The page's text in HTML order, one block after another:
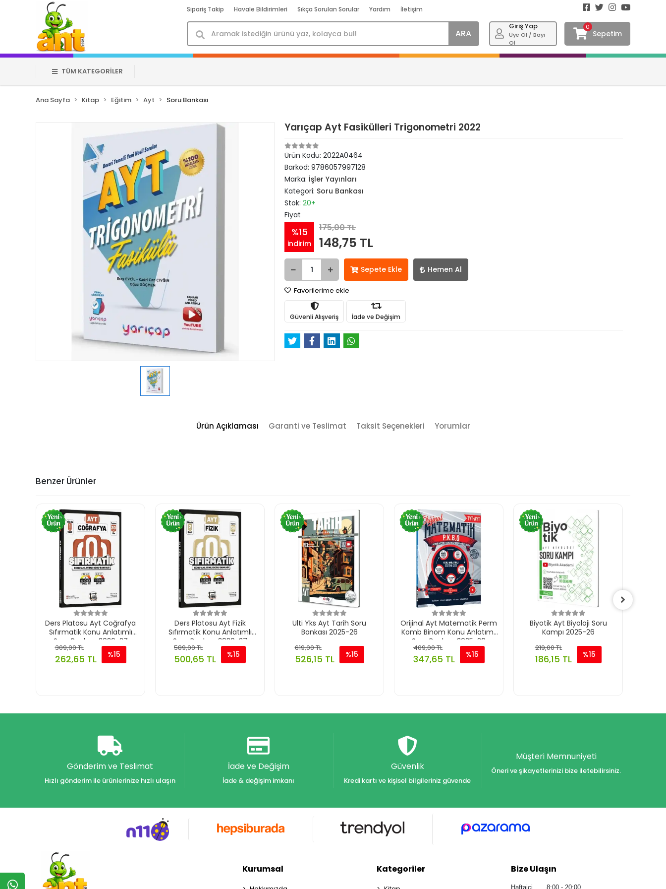
Sipariş Takip Havale Bildirimleri Sıkça Sorulan Sorular Yardım İletişim
ARA
Giriş Yap
Üye Ol / Bayi
Ol
0
Sepetim
TÜM KATEGORİLER
Ana Sayfa Kitap Eğitim Ayt Soru Bankası
Yarıçap Ayt Fasikülleri Trigonometri 2022
Ürün Kodu:2022A0464
Barkod:9786057997128
Marka: İşler Yayınları
Kategori: Soru Bankası
Stok:20+
Fiyat
%15
indirim
175,00 TL
148,75 TL
Sepete Ekle Hemen Al
Favorilerime ekle
Güvenli Alışveriş İade ve Değişim
Ürün Açıklaması Garanti ve Teslimat Taksit Seçenekleri Yorumlar
Benzer Ürünler
Ders Platosu Ayt Coğrafya
Sıfırmatik Konu Anlatımlı
Soru Bankası 2026-27
309,00 TL
262,65 TL %15
Ders Platosu Ayt Fizik
Sıfırmatik Konu Anlatımlı
Soru Bankası 2026-27
589,00 TL
500,65 TL %15
Ulti Yks Ayt Tarih Soru
Bankası 2025-26
619,00 TL
526,15 TL %15
Orijinal Ayt Matematik Perm
Komb Binom Konu Anlatımlı
Soru Bankası 2025-26
409,00 TL
347,65 TL %15
Biyotik Ayt Biyoloji Soru
Kampı 2025-26
219,00 TL
186,15 TL %15
Gönderim ve Teslimat
Hızlı gönderim ile ürünlerinize hızlı ulaşın
İade ve Değişim
İade & değişim imkanı
Güvenlik
Kredi kartı ve kişisel bilgileriniz güvende
Müşteri Memnuniyeti
Öneri ve şikayetlerinizi bize iletebilirsiniz.
Kurumsal Kategoriler Bize Ulaşın
Haftaiçi 8:00 - 20:00